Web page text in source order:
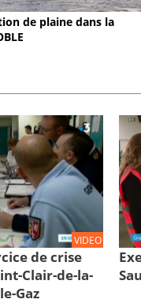
de plaine dans la
VIDEO
de crise
Clair-de-la-
Gaz